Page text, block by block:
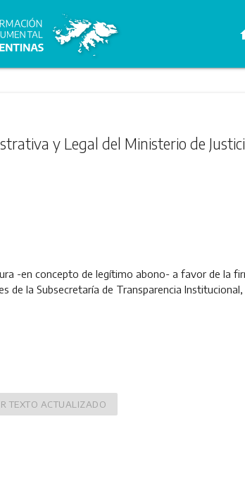
y Legal del Ministerio de
-en concepto de legítimo abono- a favor de la
de la Subsecretaría de Transparencia
TEXTO ACTUALIZADO